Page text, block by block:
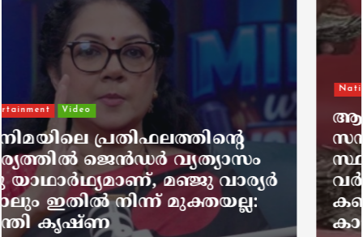
National
ആരെയും കാണിക്കാതെ
സമ്പാദ്യം കുഴിച്ചിട്ടു, പിന്നീട് ആ
സ്ഥലം മറന്നുപോയി; ഒരു
വര്‍ഷത്തിന് ശേഷം കര്‍ഷകന്‍
കണ്ടത് നെഞ്ചുതകര്‍ക്കുന്ന
കാഴ്ച